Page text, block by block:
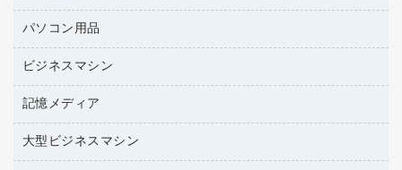
ワープロリボン
リサイクルトナー（リターン方式）
リサイクルトナー（プール方式）
リサイクルインクカートリッジ
ファクシミリトナー
名刺用紙
帳票用紙／フォーム用紙
ワープロ用紙
ラベル用紙
プロッター用紙
パソコン用品
パソコン周辺機器
各種ケーブル
マウスパッド
マウス
ビジネスマシン
電話機
レーザープリンタ／複合機
メモリーカード
記憶メディア
ブルーレイディスク
大型ビジネスマシン